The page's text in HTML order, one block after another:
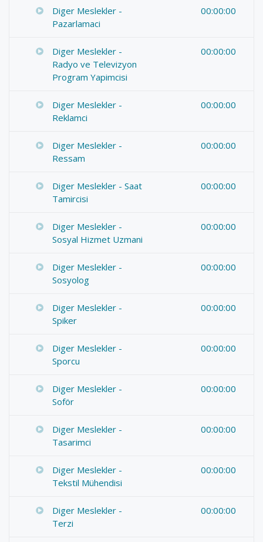
Diger Meslekler -
Pazarlamaci
00:00:00
Diger Meslekler -
Radyo ve Televizyon
Program Yapimcisi
00:00:00
Diger Meslekler -
Reklamci
00:00:00
Diger Meslekler -
Ressam
00:00:00
Diger Meslekler - Saat
Tamircisi
00:00:00
Diger Meslekler -
Sosyal Hizmet Uzmani
00:00:00
Diger Meslekler -
Sosyolog
00:00:00
Diger Meslekler -
Spiker
00:00:00
Diger Meslekler -
Sporcu
00:00:00
Diger Meslekler -
Soför
00:00:00
Diger Meslekler -
Tasarimci
00:00:00
Diger Meslekler -
Tekstil Mühendisi
00:00:00
Diger Meslekler -
Terzi
00:00:00